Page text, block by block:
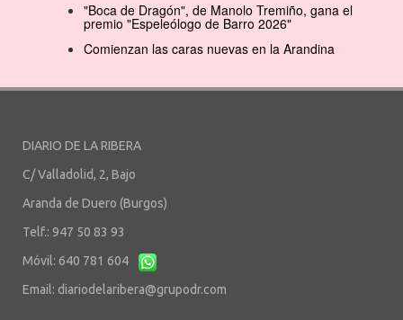
"Boca de Dragón", de Manolo Tremiño, gana el
premio "Espeleólogo de Barro 2026"
Comienzan las caras nuevas en la Arandina
DIARIO DE LA RIBERA
C/ Valladolid, 2, Bajo
Aranda de Duero (Burgos)
Telf.: 947 50 83 93
Móvil: 640 781 604
Email: diariodelaribera@grupodr.com